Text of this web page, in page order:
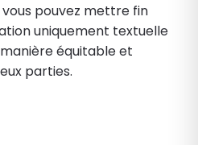
vous pouvez mettre fin
uniquement textuelle
équitable et
parties.